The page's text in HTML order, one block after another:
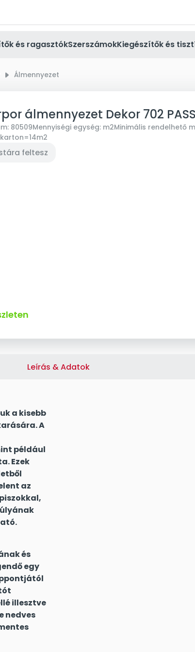
és ragasztókSzerszámokKiegészítők és
right_small Álmennyezet
álmennyezet Dekor 702
80509Mennyiségi egység: m2Minimális rendelhető
karton=14m2
feltesz
Leírás & Adatok
a kisebb
A
például
Ezek
az
és
egy
illesztve
nedves